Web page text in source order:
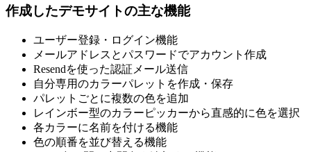
作成したデモサイトの主な機能
ユーザー登録・ログイン機能
メールアドレスとパスワードでアカウント作成
Resendを使った認証メール送信
自分専用のカラーパレットを作成・保存
パレットごとに複数の色を追加
レインボー型のカラーピッカーから直感的に色を選択
各カラーに名前を付ける機能
色の順番を並び替える機能